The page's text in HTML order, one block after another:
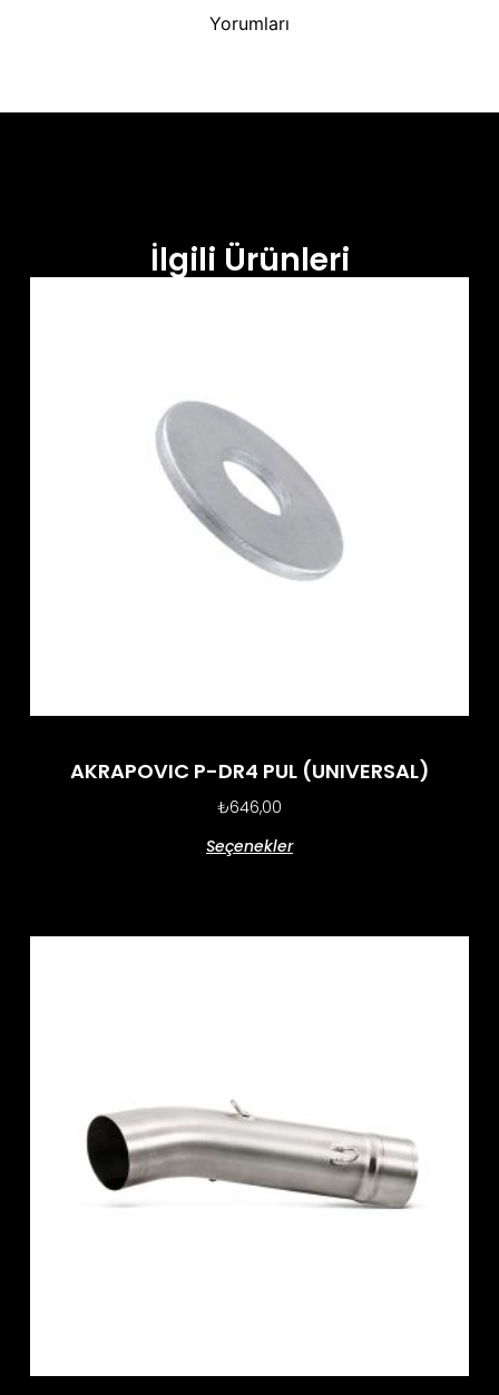
Yorumları
İlgili Ürünleri
AKRAPOVIC P-DR4 PUL (UNIVERSAL)
₺646,00
Seçenekler